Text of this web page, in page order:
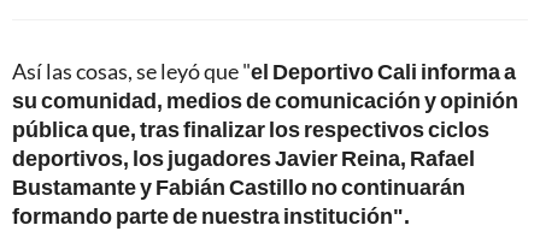
Así las cosas, se leyó que "el Deportivo Cali informa a
su comunidad, medios de comunicación y opinión
pública que, tras finalizar los respectivos ciclos
deportivos, los jugadores Javier Reina, Rafael
Bustamante y Fabián Castillo no continuarán
formando parte de nuestra institución".